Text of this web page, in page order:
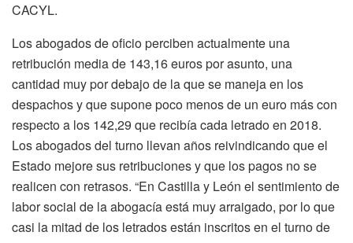
CACYL.
Los abogados de oficio perciben actualmente una
retribución media de 143,16 euros por asunto, una
cantidad muy por debajo de la que se maneja en los
despachos y que supone poco menos de un euro más con
respecto a los 142,29 que recibía cada letrado en 2018.
Los abogados del turno llevan años reivindicando que el
Estado mejore sus retribuciones y que los pagos no se
realicen con retrasos. “En Castilla y León el sentimiento de
labor social de la abogacía está muy arraigado, por lo que
casi la mitad de los letrados están inscritos en el turno de